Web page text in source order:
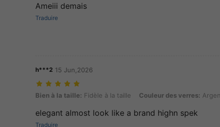
Ameiii demais
Traduire
h***2 15 Jun,2026
Bien à la taille: Fidèle à la taille, Couleur des verres: Argent
Bien à la taille: Fidèle à la taille Couleur des verres:
elegant almost look like a brand highn spek
Traduire